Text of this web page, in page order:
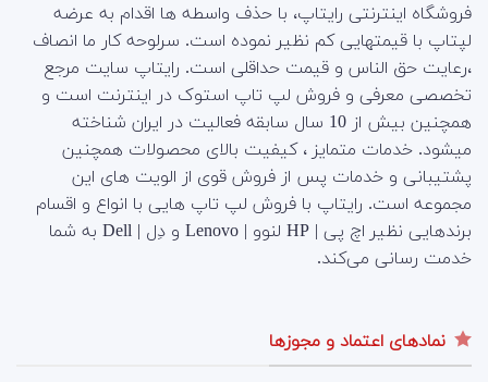
فروشگاه اینترنتی رایتاپ، با حذف واسطه ها اقدام به عرضه
لپتاپ با قیمتهایی کم نظیر نموده است. سرلوحه کار ما انصاف
،رعایت حق الناس و قیمت حداقلی است. رایتاپ سایت مرجع
تخصصی معرفی و فروش لپ تاپ استوک در اینترنت است و
همچنین بیش از 10 سال سابقه فعالیت در ایران شناخته
میشود. خدمات متمایز ، کیفیت بالای محصولات همچنین
پشتیبانی و خدمات پس از فروش قوی از الویت های این
مجموعه است. رایتاپ با فروش لپ تاپ هایی با انواع و اقسام
برندهایی نظیر اچ پی | HP لنوو | Lenovo و دِل | Dell به شما
خدمت رسانی می‌کند.
نمادهای اعتماد و مجوزها